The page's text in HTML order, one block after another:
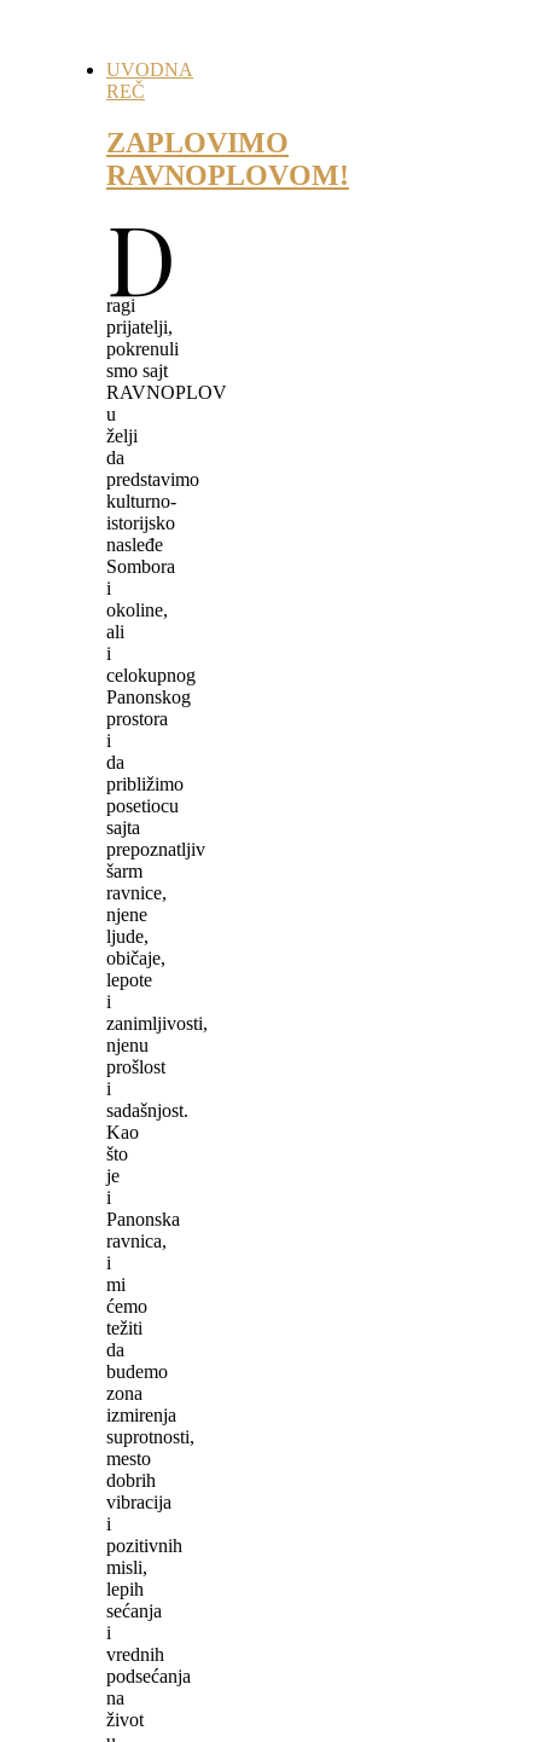
UVODNA
REČ
ZAPLOVIMO
RAVNOPLOVOM!
D
ragi
prijatelji,
pokrenuli
smo sajt
RAVNOPLOV
u
želji
da
predstavimo
kulturno-
istorijsko
nasleđe
Sombora
i
okoline,
ali
i
celokupnog
Panonskog
prostora
i
da
približimo
posetiocu
sajta
prepoznatljiv
šarm
ravnice,
njene
ljude,
običaje,
lepote
i
zanimljivosti,
njenu
prošlost
i
sadašnjost.
Kao
što
je
i
Panonska
ravnica,
i
mi
ćemo
težiti
da
budemo
zona
izmirenja
suprotnosti,
mesto
dobrih
vibracija
i
pozitivnih
misli,
lepih
sećanja
i
vrednih
podsećanja
na
život